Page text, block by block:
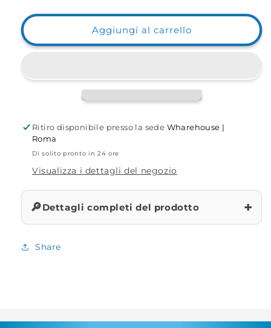
quantità
per
Conico
Longa
quantità
per
Finale
Conico
Longa
Aggiungi al carrello
Ritiro disponibile presso la sede Wharehouse |
Roma
Di solito pronto in 24 ore
Visualizza i dettagli del negozio
🔎Dettagli completi del prodotto +
Share